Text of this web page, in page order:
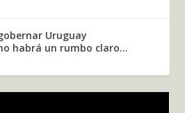
habrá un rumbo claro...